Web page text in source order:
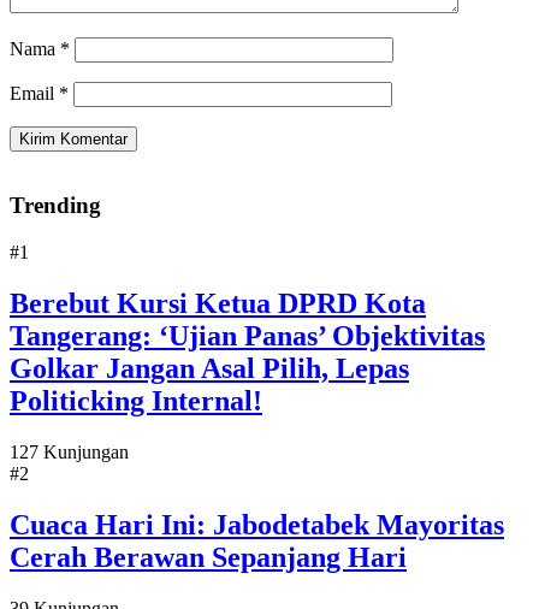
Nama *
Email *
Trending
#1
Berebut Kursi Ketua DPRD Kota
Tangerang: ‘Ujian Panas’ Objektivitas
Golkar Jangan Asal Pilih, Lepas
Politicking Internal!
127 Kunjungan
#2
Cuaca Hari Ini: Jabodetabek Mayoritas
Cerah Berawan Sepanjang Hari